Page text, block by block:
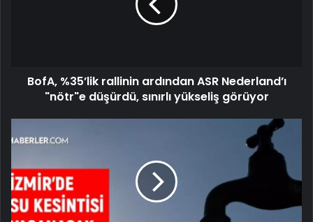
BofA, %35’lik rallinin ardından ASR Nederland’ı
"nötr"e düşürdü, sınırlı yükseliş görüyor